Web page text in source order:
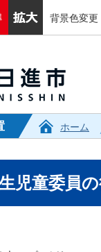
背景色変更
ホーム
児童委員の